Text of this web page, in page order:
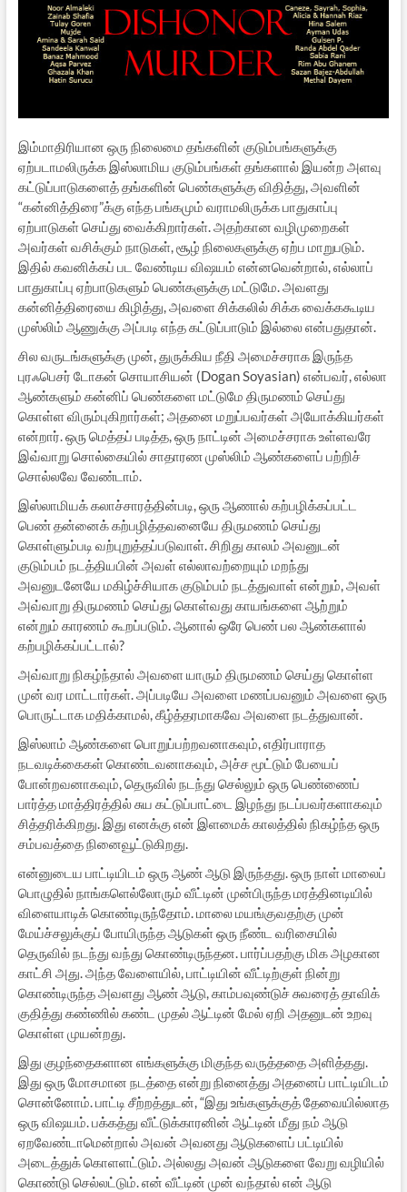
இம்மாதிரியான ஒரு நிலைமை தங்களின் குடும்பங்களுக்கு
ஏற்படாமலிருக்க இஸ்லாமிய குடும்பங்கள் தங்களால் இயன்ற அளவு
கட்டுப்பாடுகளைத் தங்களின் பெண்களுக்கு விதித்து, அவளின்
“கன்னித்திரை”க்கு எந்த பங்கமும் வராமலிருக்க பாதுகாப்பு
ஏற்பாடுகள் செய்து வைக்கிறார்கள். அதற்கான வழிமுறைகள்
அவர்கள் வசிக்கும் நாடுகள், சூழ் நிலைகளுக்கு ஏற்ப மாறுபடும்.
இதில் கவனிக்கப் பட வேண்டிய விஷயம் என்னவென்றால், எல்லாப்
பாதுகாப்பு ஏற்பாடுகளும் பெண்களுக்கு மட்டுமே. அவளது
கன்னித்திரையை கிழித்து, அவளை சிக்கலில் சிக்க வைக்ககூடிய
முஸ்லிம் ஆணுக்கு அப்படி எந்த கட்டுப்பாடும் இல்லை என்பதுதான்.
சில வருடங்களுக்கு முன், துருக்கிய நீதி அமைச்சராக இருந்த
புரஃபெசர் டோகன் சொயாசியன் (Dogan Soyasian) என்பவர், எல்லா
ஆண்களும் கன்னிப் பெண்களை மட்டுமே திருமணம் செய்து
கொள்ள விரும்புகிறார்கள்; அதனை மறுப்பவர்கள் அயோக்கியர்கள்
என்றார். ஒரு மெத்தப் படித்த, ஒரு நாட்டின் அமைச்சராக உள்ளவரே
இவ்வாறு சொல்கையில் சாதாரண முஸ்லிம் ஆண்களைப் பற்றிச்
சொல்லவே வேண்டாம்.
இஸ்லாமியக் கலாச்சாரத்தின்படி, ஒரு ஆணால் கற்பழிக்கப்பட்ட
பெண் தன்னைக் கற்பழித்தவனையே திருமணம் செய்து
கொள்ளும்படி வற்புறுத்தப்படுவாள். சிறிது காலம் அவனுடன்
குடும்பம் நடத்தியபின் அவள் எல்லாவற்றையும் மறந்து
அவனுடனேயே மகிழ்ச்சியாக குடும்பம் நடத்துவாள் என்றும், அவள்
அவ்வாறு திருமணம் செய்து கொள்வது காயங்களை ஆற்றும்
என்றும் காரணம் கூறப்படும். ஆனால் ஒரே பெண் பல ஆண்களால்
கற்பழிக்கப்பட்டால்?
அவ்வாறு நிகழ்ந்தால் அவளை யாரும் திருமணம் செய்து கொள்ள
முன் வர மாட்டார்கள். அப்படியே அவளை மணப்பவனும் அவளை ஒரு
பொருட்டாக மதிக்காமல், கீழ்த்தரமாகவே அவளை நடத்துவான்.
இஸ்லாம் ஆண்களை பொறுப்பற்றவனாகவும், எதிர்பாராத
நடவடிக்கைகள் கொண்டவனாகவும், அச்ச மூட்டும் பேயைப்
போன்றவனாகவும், தெருவில் நடந்து செல்லும் ஒரு பெண்ணைப்
பார்த்த மாத்திரத்தில் சுய கட்டுப்பாட்டை இழந்து நடப்பவர்களாகவும்
சித்தரிக்கிறது. இது எனக்கு என் இளமைக் காலத்தில் நிகழ்ந்த ஒரு
சம்பவத்தை நினைவூட்டுகிறது.
என்னுடைய பாட்டியிடம் ஒரு ஆண் ஆடு இருந்தது. ஒரு நாள் மாலைப்
பொழுதில் நாங்களெல்லோரும் வீட்டின் முன்பிருந்த மரத்தினடியில்
விளையாடிக் கொண்டிருந்தோம். மாலை மயங்குவதற்கு முன்
மேய்ச்சலுக்குப் போயிருந்த ஆடுகள் ஒரு நீண்ட வரிசையில்
தெருவில் நடந்து வந்து கொண்டிருந்தன. பார்ப்பதற்கு மிக அழகான
காட்சி அது. அந்த வேளையில், பாட்டியின் வீட்டிற்குள் நின்று
கொண்டிருந்த அவளது ஆண் ஆடு, காம்பவுண்டுச் சுவரைத் தாவிக்
குதித்து கண்ணில் கண்ட முதல் ஆட்டின் மேல் ஏறி அதனுடன் உறவு
கொள்ள முயன்றது.
இது குழந்தைகளான எங்களுக்கு மிகுந்த வருத்ததை அளித்தது.
இது ஒரு மோசமான நடத்தை என்று நினைத்து அதனைப் பாட்டியிடம்
சொன்னோம். பாட்டி சீற்றத்துடன், “இது உங்களுக்குத் தேவையில்லாத
ஒரு விஷயம். பக்கத்து வீட்டுக்காரனின் ஆட்டின் மீது நம் ஆடு
ஏறவேண்டாமென்றால் அவன் அவனது ஆடுகளைப் பட்டியில்
அடைத்துக் கொளளட்டும். அல்லது அவன் ஆடுகளை வேறு வழியில்
கொண்டு செல்லட்டும். என் வீட்டின் முன் வந்தால் என் ஆடு